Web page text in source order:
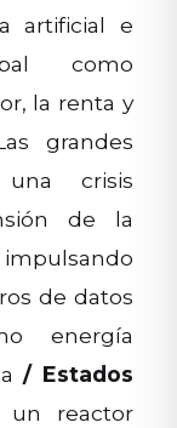
artificial e
como
la renta y
grandes
una crisis
de la
de datos
energía
/ Estados
un reactor